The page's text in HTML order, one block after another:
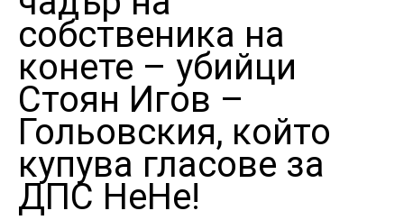
собственика на
конете – убийци
Стоян Игов –
Гольовския, който
купува гласове за
ДПС НеНе!